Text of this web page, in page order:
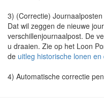
3) (Correctie)
Dat wil zeggen de nieuwe
verschillenjournaalpost. De
u draaien. Zie op het Loon
de uitleg historische lonen
4) Automatische correctie